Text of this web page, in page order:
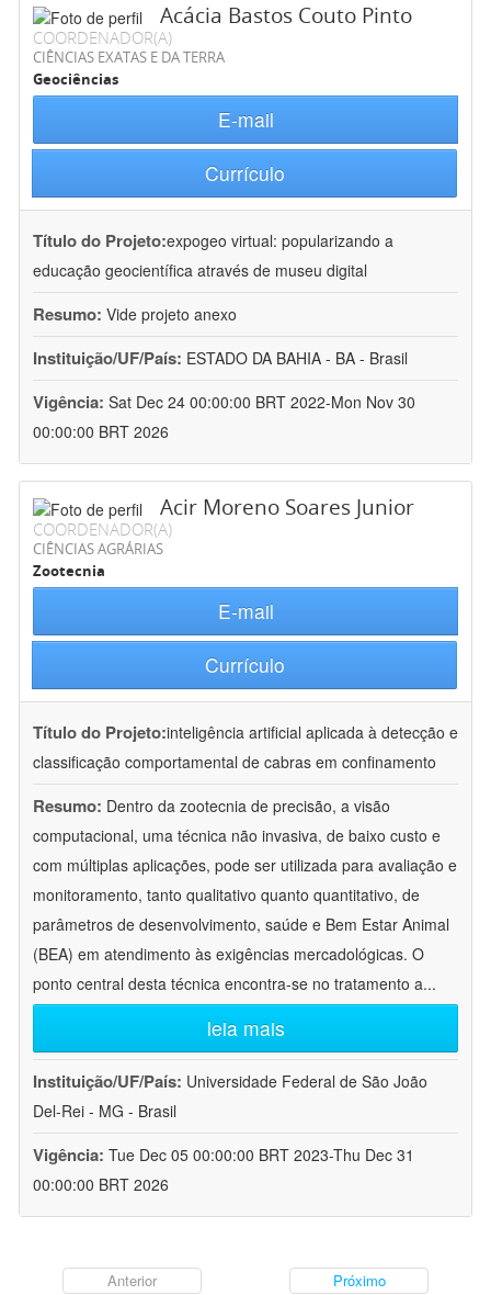
Acácia Bastos Couto Pinto
COORDENADOR(A)
CIÊNCIAS EXATAS E DA TERRA
Geociências
E-mail
Currículo
Título do Projeto:expogeo virtual: popularizando a
educação geocientífica através de museu digital
Resumo: Vide projeto anexo
Instituição/UF/País: ESTADO DA BAHIA - BA - Brasil
Vigência: Sat Dec 24 00:00:00 BRT 2022-Mon Nov 30
00:00:00 BRT 2026
Acir Moreno Soares Junior
COORDENADOR(A)
CIÊNCIAS AGRÁRIAS
Zootecnia
E-mail
Currículo
Título do Projeto:inteligência artificial aplicada à detecção e
classificação comportamental de cabras em confinamento
Resumo: Dentro da zootecnia de precisão, a visão
computacional, uma técnica não invasiva, de baixo custo e
com múltiplas aplicações, pode ser utilizada para avaliação e
monitoramento, tanto qualitativo quanto quantitativo, de
parâmetros de desenvolvimento, saúde e Bem Estar Animal
(BEA) em atendimento às exigências mercadológicas. O
ponto central desta técnica encontra-se no tratamento a...
leia mais
Instituição/UF/País: Universidade Federal de São João
Del-Rei - MG - Brasil
Vigência: Tue Dec 05 00:00:00 BRT 2023-Thu Dec 31
00:00:00 BRT 2026
Anterior Próximo